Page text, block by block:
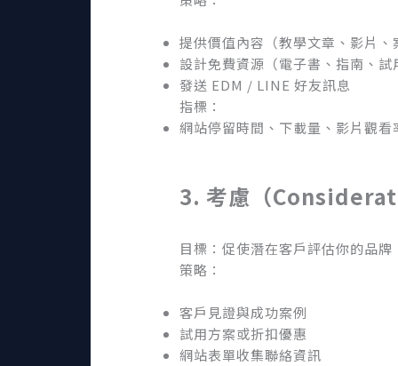
提供價值內容（教學文章、影片、
設計免費資源（電子書、指南、試
發送 EDM / LINE 好友訊息
指標：
網站停留時間、下載量、影片觀看
3. 考慮（
目標：促使潛在客戶評估你的品牌
策略：
客戶見證與成功案例
試用方案或折扣優惠
網站表單收集聯絡資訊